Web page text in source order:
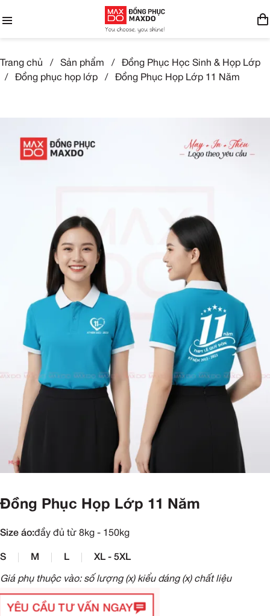
Trang chủ / Sản phẩm /
Đồng Phục Học Sinh & Họp Lớp
/
Đồng phục họp lớp / Đồng Phục Họp Lớp 11 Năm
Đồng Phục Họp Lớp 11 Năm
Size áo:đầy đủ từ 8kg - 150kg
S M L XL - 5XL
Giá phụ thuộc vào: số lượng (x) kiểu dáng (x) chất liệu
YÊU CẦU TƯ VẤN NGAY